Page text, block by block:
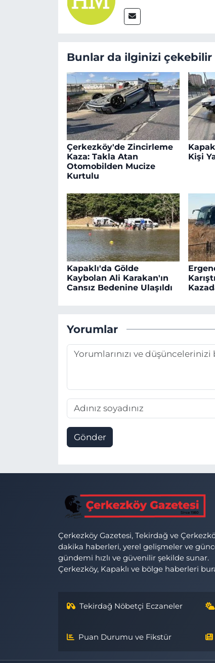
Bunlar da ilginizi çekebilir
Çerkezköy'de Zincirleme
Kaza: Takla Atan
Otomobilden Mucize
Kurtulu
Kişi
Kapaklı'da Gölde
Kaybolan Ali Karakan'ın
Cansız Bedenine Ulaşıldı
Yorumlar
Gönder
Çerkezköy Gazetesi, Tekirdağ ve
dakika haberleri, yerel gelişmeler ve
gündemi hızlı ve güvenilir şekilde sunar.
Çerkezköy, Kapaklı ve bölge haberleri
Tekirdağ Nöbetçi Eczaneler
Puan Durumu ve Fikstür